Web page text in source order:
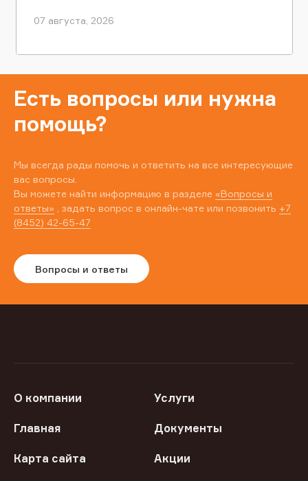
07 августа, 2026
Есть вопросы или нужна
помощь?
Мы всегда рады помочь и ответить на все интересующие
вас вопросы.
Вы можете найти информацию в разделе «Вопросы и
ответы» , задать вопрос в онлайн-чате или позвонить +7
(8452) 42-65-47
Вопросы и ответы
О компании Услуги
Главная Документы
Карта сайта Акции